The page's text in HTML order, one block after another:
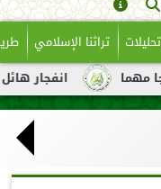
تراثنا الإسلامي
انفجار هائل لناقلة